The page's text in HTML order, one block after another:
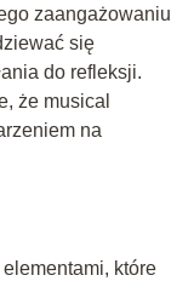
zaangażowaniu
się
do refleksji.
że musical
na
które